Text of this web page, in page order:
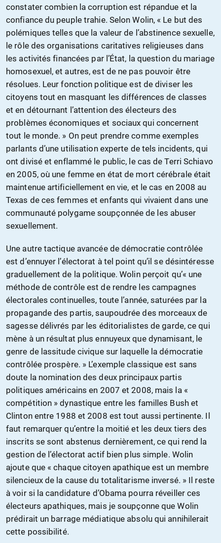
constater combien la corruption est répandue et la
confiance du peuple trahie. Selon Wolin, « Le but des
polémiques telles que la valeur de l’abstinence sexuelle,
le rôle des organisations caritatives religieuses dans
les activités financées par l’État, la question du mariage
homosexuel, et autres, est de ne pas pouvoir être
résolues. Leur fonction politique est de diviser les
citoyens tout en masquant les différences de classes
et en détournant l’attention des électeurs des
problèmes économiques et sociaux qui concernent
tout le monde. » On peut prendre comme exemples
parlants d’une utilisation experte de tels incidents, qui
ont divisé et enflammé le public, le cas de Terri Schiavo
en 2005, où une femme en état de mort cérébrale était
maintenue artificiellement en vie, et le cas en 2008 au
Texas de ces femmes et enfants qui vivaient dans une
communauté polygame soupçonnée de les abuser
sexuellement.
Une autre tactique avancée de démocratie contrôlée
est d’ennuyer l’électorat à tel point qu’il se désintéresse
graduellement de la politique. Wolin perçoit qu’« une
méthode de contrôle est de rendre les campagnes
électorales continuelles, toute l’année, saturées par la
propagande des partis, saupoudrée des morceaux de
sagesse délivrés par les éditorialistes de garde, ce qui
mène à un résultat plus ennuyeux que dynamisant, le
genre de lassitude civique sur laquelle la démocratie
contrôlée prospère. » L’exemple classique est sans
doute la nomination des deux principaux partis
politiques américains en 2007 et 2008, mais la «
compétition » dynastique entre les familles Bush et
Clinton entre 1988 et 2008 est tout aussi pertinente. Il
faut remarquer qu’entre la moitié et les deux tiers des
inscrits se sont abstenus dernièrement, ce qui rend la
gestion de l’électorat actif bien plus simple. Wolin
ajoute que « chaque citoyen apathique est un membre
silencieux de la cause du totalitarisme inversé. » Il reste
à voir si la candidature d’Obama pourra réveiller ces
électeurs apathiques, mais je soupçonne que Wolin
prédirait un barrage médiatique absolu qui annihilerait
cette possibilité.